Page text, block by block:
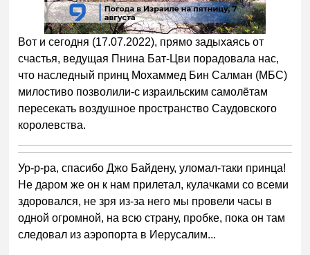
00:00/01:00
Вот и сегодня (17.07.2022), прямо задыхаясь от
счастья, ведущая Пнина Бат-Цви порадовала нас,
что наследный принц Мохаммед Бин Салман (МБС)
милостиво позволили-с израильским самолётам
пересекать воздушное пространство Саудовского
королевства.
Ур-р-ра, спасибо Джо Байдену, уломал-таки принца!
Не даром же он к нам прилетал, кулачками со всеми
здоровался, не зря из-за него мы провели часы в
одной огромной, на всю страну, пробке, пока он там
следовал из аэропорта в Иерусалим...